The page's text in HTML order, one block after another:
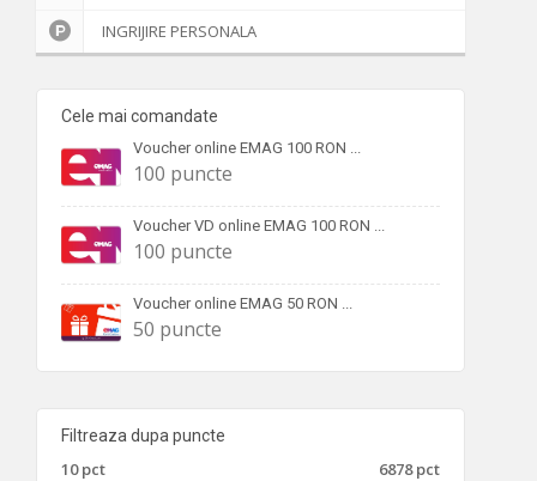
INGRIJIRE PERSONALA
Cele mai comandate
Voucher online EMAG 100 RON ...
100 puncte
Voucher VD online EMAG 100 RON ...
100 puncte
Voucher online EMAG 50 RON ...
50 puncte
Filtreaza dupa puncte
10 pct 6878 pct